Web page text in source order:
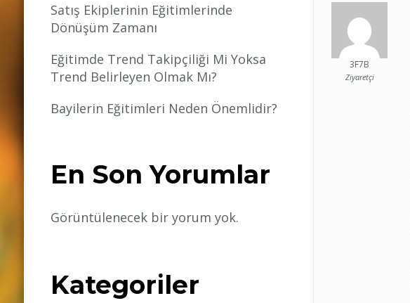
3F7B
Ziyaretçi
Satış Ekiplerinin Eğitimlerinde
Dönüşüm Zamanı
Eğitimde Trend Takipçiliği Mi Yoksa
Trend Belirleyen Olmak Mı?
Bayilerin Eğitimleri Neden Önemlidir?
En Son Yorumlar
Görüntülenecek bir yorum yok.
Kategoriler